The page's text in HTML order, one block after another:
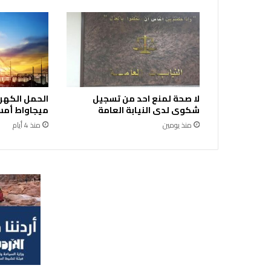
دً
لا صحة لمنع احد من تسجيل
شكوى لدى النيابة العامة
منذ يومين
ميجاواط
منذ 4 أيام